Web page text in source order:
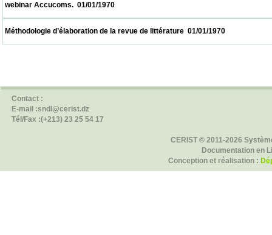
webinar Accucoms.  01/01/1970
Méthodologie d’élaboration de la revue de littérature  01/01/
Contact :
E-mail :sndl@cerist.dz
Tél/Fax :(+213) 23 25 54 17
CERIST © 2011-2026
Documentation en
Conception et réalisation :